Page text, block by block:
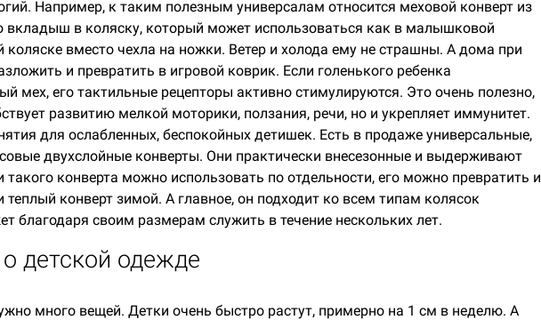
Например, к таким полезным универсалам относится меховой конверт из
в коляску, который может использоваться как в малышковой
коляске вместо чехла на ножки. Ветер и холода ему не страшны. А дома при
и превратить в игровой коврик. Если голенького ребенка
мех, его тактильные рецепторы активно стимулируются. Это очень полезно,
развитию мелкой моторики, ползания, речи, но и укрепляет иммунитет.
для ослабленных, беспокойных детишек. Есть в продаже универсальные,
двухслойные конверты. Они практически внесезонные и выдерживают
такого конверта можно использовать по отдельности, его можно превратить и
теплый конверт зимой. А главное, он подходит ко всем типам колясок
благодаря своим размерам служить в течение нескольких лет.
детской одежде
много вещей. Детки очень быстро растут, примерно на 1 см в неделю. А